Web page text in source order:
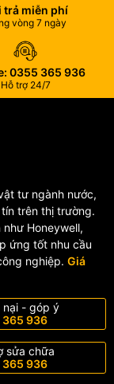
làm kín, hạn chế
hợp với nhiều hệ
bảo vệ bề mặt
ống HDPE và
trả miễn phí
vòng 7 ngày
0355 365 936
Hỗ trợ 24/7
tư ngành nước,
trên thị trường.
Honeywell,
ứng tốt nhu cầu
nghiệp. Giá
nại - góp ý
936
sửa chữa
936